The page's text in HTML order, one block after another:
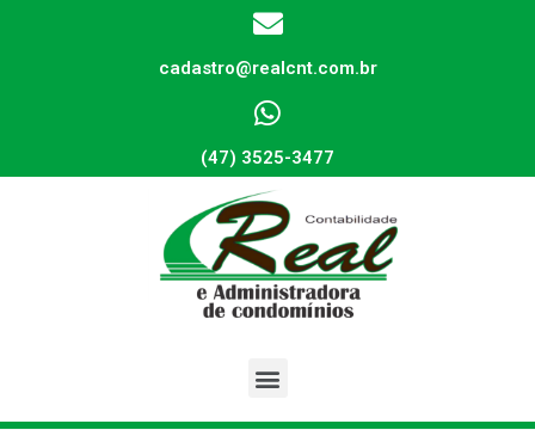
cadastro@realcnt.com.br
(47) 3525-3477